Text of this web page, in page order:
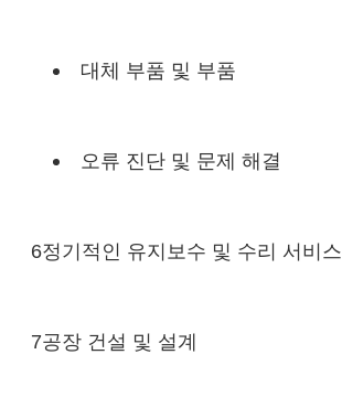
대체 부품 및 부품
오류 진단 및 문제 해결
6정기적인 유지보수 및 수리 서비스
7공장 건설 및 설계